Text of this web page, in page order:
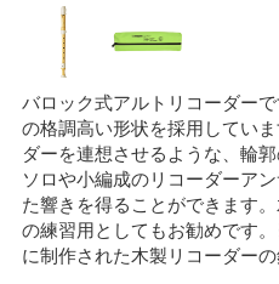
バロック式アルトリコーダー
の格調高い形状を採用してい
ダーを連想させるような、輪
ソロや小編成のリコーダーア
た響きを得ることができます
の練習用としてもお勧めです
に制作された木製リコーダー